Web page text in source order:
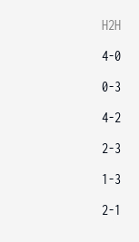
H2H
4-0
0-3
4-2
2-3
1-3
2-1